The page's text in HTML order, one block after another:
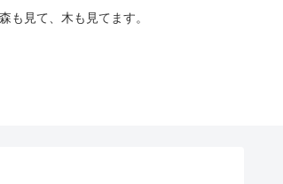
も見て、木も見てます。